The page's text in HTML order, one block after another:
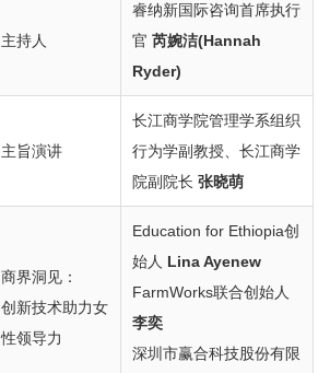
主持人
睿纳新国际咨询首席执行
官 芮婉洁(Hannah
Ryder)
主旨演讲
长江商学院管理学系组织
行为学副教授、长江商学
院副院长 张晓萌
商界洞见：
创新技术助力女
性领导力
Education for Ethiopia创
始人 Lina Ayenew
FarmWorks联合创始人
李奕
深圳市赢合科技股份有限